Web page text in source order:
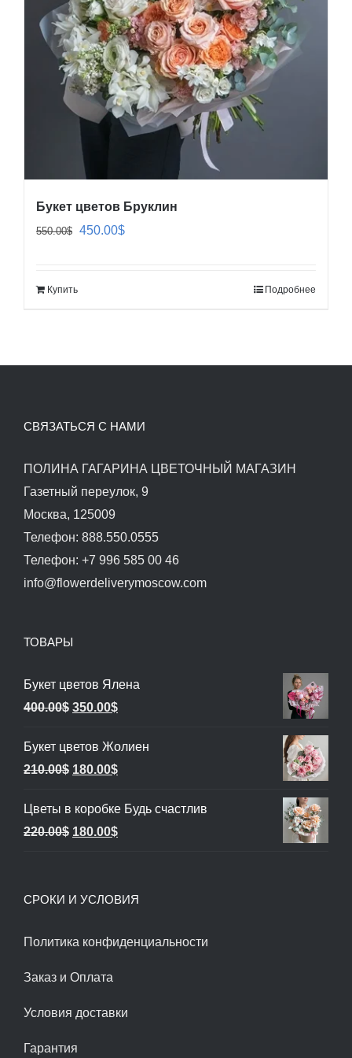
Букет цветов Бруклин
550.00$ Первоначальная
450.00$Текущая
Купить Подробнее
СВЯЗАТЬСЯ С НАМИ
ПОЛИНА ГАГАРИНА ЦВЕТОЧНЫЙ МАГАЗИН
Газетный переулок, 9
Москва, 125009
Телефон: 888.550.0555
Телефон: +7 996 585 00 46
info@flowerdeliverymoscow.com
ТОВАРЫ
Букет цветов Ялена
400.00$ Первоначальная
составляла
400.00$.
350.00$Текущая
350.00$.
Букет цветов Жолиен
210.00$ Первоначальная
составляла
210.00$.
180.00$Текущая
180.00$.
Цветы в коробке Будь счастлив
220.00$ Первоначальная
220.00$.
180.00$Текущая
СРОКИ И УСЛОВИЯ
Политика конфиденциальности
Заказ и Оплата
Условия доставки
Гарантия